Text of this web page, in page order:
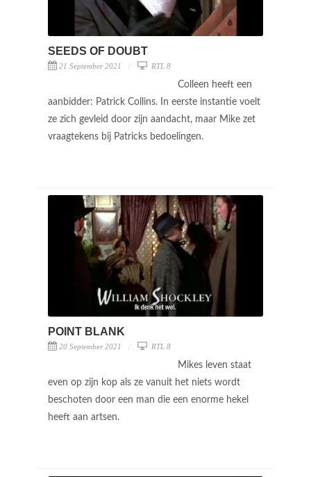
SEEDS OF DOUBT
21 September 2021 RTL 8
Colleen heeft een
aanbidder: Patrick Collins. In eerste instantie voelt
ze zich gevleid door zijn aandacht, maar Mike zet
vraagtekens bij Patricks bedoelingen.
POINT BLANK
20 September 2021 RTL 8
Mikes leven staat
even op zijn kop als ze vanuit het niets wordt
beschoten door een man die een enorme hekel
heeft aan artsen.